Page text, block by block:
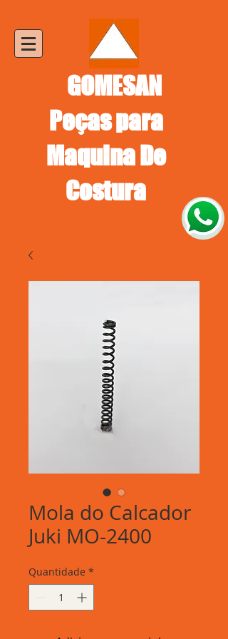
GOMESAN
Peças para
Maquina De
Costura
Mola do Calcador
Juki MO-2400
Quantidade *